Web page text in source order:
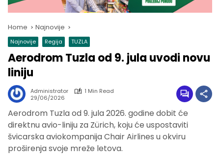
Home Najnovije
Najnovije Regija TUZLA
Aerodrom Tuzla od 9. jula uvodi novu
liniju
Administrator
1 Min Read
29/06/2026
Aerodrom Tuzla od 9. jula 2026. godine dobit će
direktnu avio-liniju za Zürich, koju će uspostaviti
švicarska aviokompanija Chair Airlines u okviru
proširenja svoje mreže letova.